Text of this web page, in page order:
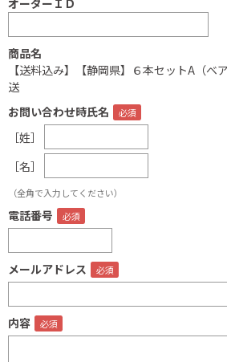
オーダーＩＤ
商品名
【送料込み】【静岡県】６本セットA（
送
お問い合わせ時氏名
［姓］
［名］
（全角で入力してください）
電話番号
メールアドレス
内容